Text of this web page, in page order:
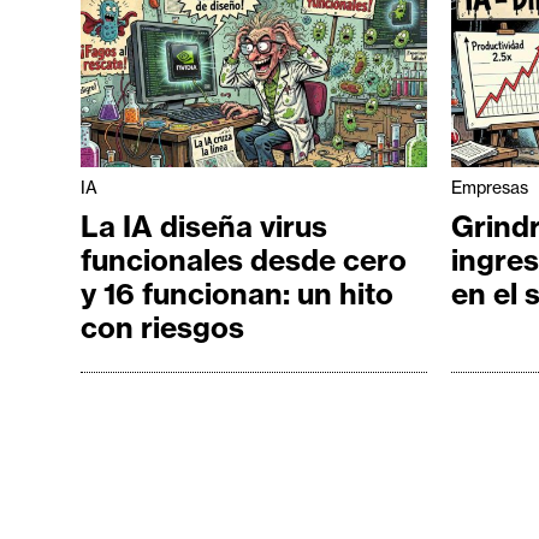
IA
La IA diseña virus
funcionales desde cero
y 16 funcionan: un hito
con riesgos
Empresas
en el